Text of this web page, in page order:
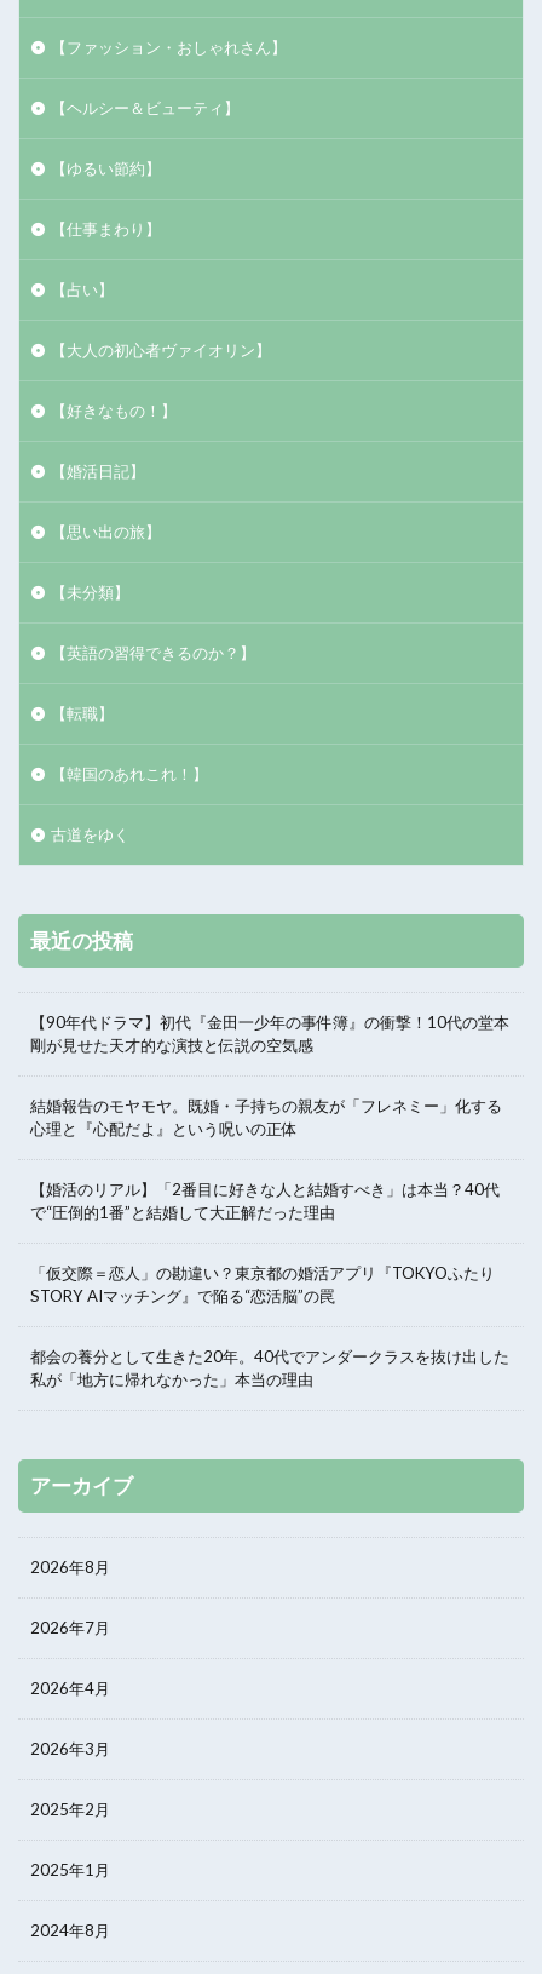
【ファッション・おしゃれさん】
【ヘルシー＆ビューティ】
【ゆるい節約】
【仕事まわり】
【占い】
【大人の初心者ヴァイオリン】
【好きなもの！】
【婚活日記】
【思い出の旅】
【未分類】
【英語の習得できるのか？】
【転職】
【韓国のあれこれ！】
古道をゆく
最近の投稿
【90年代ドラマ】初代『金田一少年の事件簿』の衝撃！10代の堂本
剛が見せた天才的な演技と伝説の空気感
結婚報告のモヤモヤ。既婚・子持ちの親友が「フレネミー」化する
心理と『心配だよ』という呪いの正体
【婚活のリアル】「2番目に好きな人と結婚すべき」は本当？40代
で“圧倒的1番”と結婚して大正解だった理由
「仮交際＝恋人」の勘違い？東京都の婚活アプリ『TOKYOふたり
STORY AIマッチング』で陥る“恋活脳”の罠
都会の養分として生きた20年。40代でアンダークラスを抜け出した
私が「地方に帰れなかった」本当の理由
アーカイブ
2026年8月
2026年7月
2026年4月
2026年3月
2025年2月
2025年1月
2024年8月